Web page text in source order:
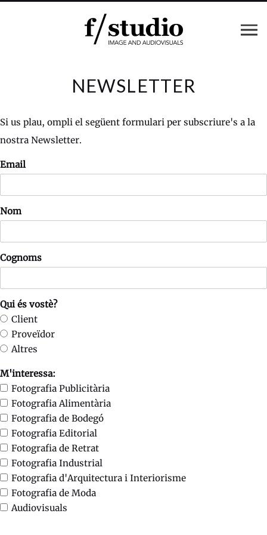
NEWSLETTER
Si us plau, ompli el següent formulari per subscriure's a la
nostra Newsletter.
Email
Nom
Cognoms
Qui és vostè?
Client
Proveïdor
Altres
M'interessa:
Fotografia Publicitària
Fotografia Alimentària
Fotografia de Bodegó
Fotografia Editorial
Fotografia de Retrat
Fotografia Industrial
Fotografia d'Arquitectura i Interiorisme
Fotografia de Moda
Audiovisuals